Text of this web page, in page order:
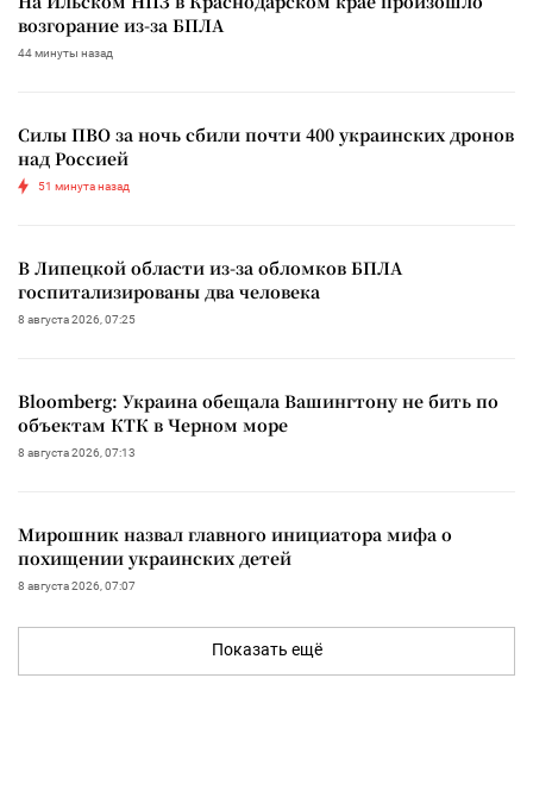
возгорание из-за БПЛА
44 минуты назад
Силы ПВО за ночь сбили почти 400 украинских дронов
над Россией
51 минута назад
В Липецкой области из-за обломков БПЛА
госпитализированы два человека
8 августа 2026, 07:25
Bloomberg: Украина обещала Вашингтону не бить по
объектам КТК в Черном море
8 августа 2026, 07:13
Мирошник назвал главного инициатора мифа о
похищении украинских детей
8 августа 2026, 07:07
Показать ещё